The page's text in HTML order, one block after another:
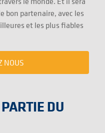
bon partenaire, avec les
et les plus fiables
NOUS
DU